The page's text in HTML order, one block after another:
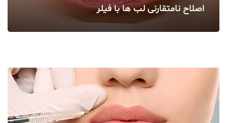
اصلاح نامتقارنی لب‌ ها با فیلر